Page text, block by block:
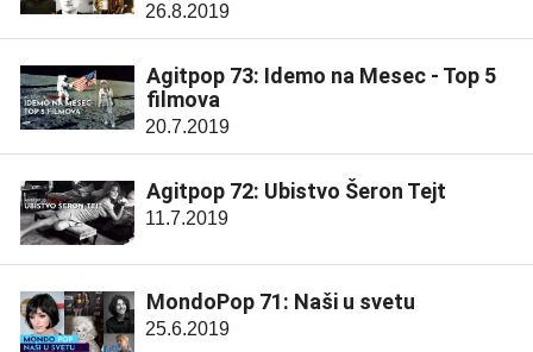
26.8.2019
Agitpop 73: Idemo na Mesec - Top 5
filmova
20.7.2019
Agitpop 72: Ubistvo Šeron Tejt
11.7.2019
MondoPop 71: Naši u svetu
25.6.2019